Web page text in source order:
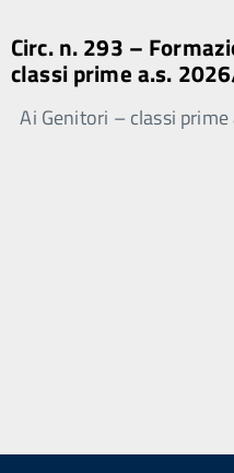
Circ. n. 293 –
classi prime a.s.
Ai Genitori – classi prime